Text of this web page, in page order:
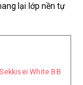
lại lớp nền tự
White BB